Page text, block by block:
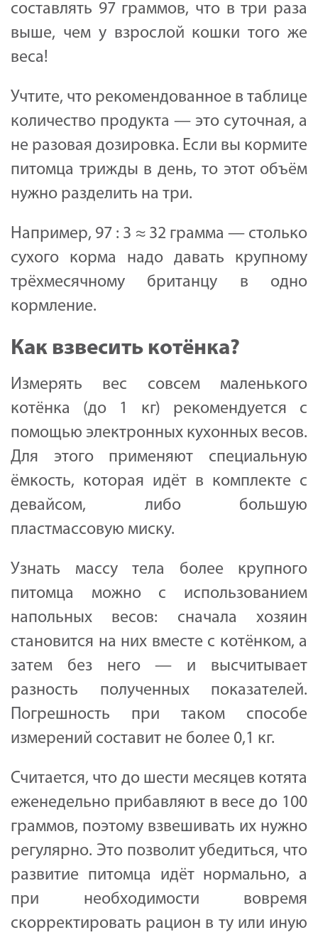
составлять 97 граммов, что в три раза
выше, чем у взрослой кошки того же
веса!
Учтите, что рекомендованное в таблице
количество продукта — это суточная, а
не разовая дозировка. Если вы кормите
питомца трижды в день, то этот объём
нужно разделить на три.
Например, 97 : 3 ≈ 32 грамма — столько
сухого корма надо давать крупному
трёхмесячному британцу в одно
кормление.
Как взвесить котёнка?
Измерять вес совсем маленького
котёнка (до 1 кг) рекомендуется с
помощью электронных кухонных весов.
Для этого применяют специальную
ёмкость, которая идёт в комплекте с
девайсом, либо большую
пластмассовую миску.
Узнать массу тела более крупного
питомца можно с использованием
напольных весов: сначала хозяин
становится на них вместе с котёнком, а
затем без него — и высчитывает
разность полученных показателей.
Погрешность при таком способе
измерений составит не более 0,1 кг.
Считается, что до шести месяцев котята
еженедельно прибавляют в весе до 100
граммов, поэтому взвешивать их нужно
регулярно. Это позволит убедиться, что
развитие питомца идёт нормально, а
при необходимости вовремя
скорректировать рацион в ту или иную